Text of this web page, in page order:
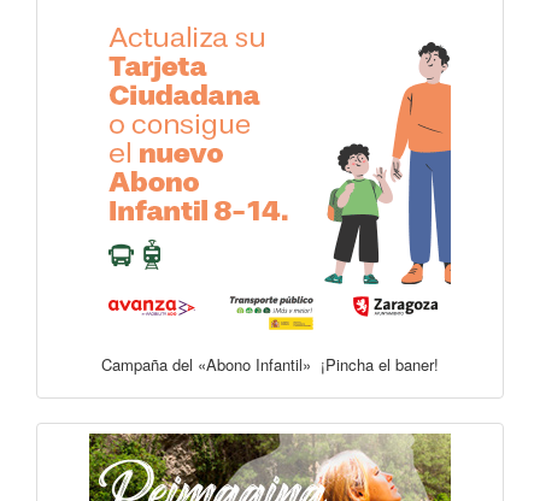
Campaña del «Abono Infantil» ¡Pincha el baner!